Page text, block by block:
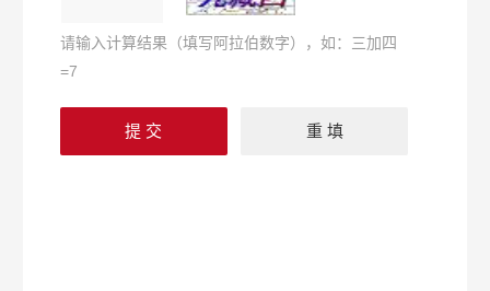
请输入计算结果（填写阿拉伯数字），如：三加四
=7